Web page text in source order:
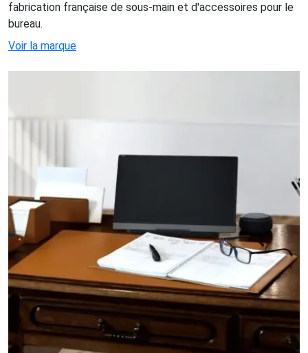
fabrication française de sous-main et d'accessoires pour le
bureau.
Voir la marque